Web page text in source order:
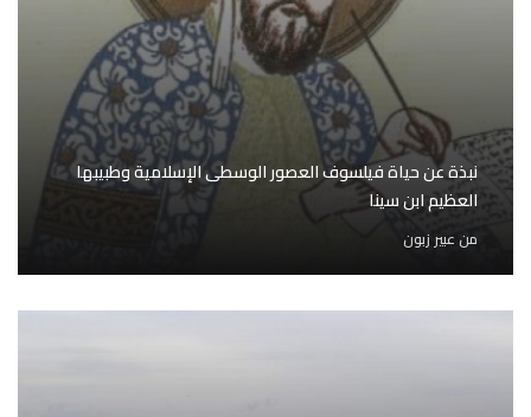
نبذة عن حياة فيلسوف العصور الوسطى الإسلامية وطبيبها
العظيم ابن سينا
من عبير زبون